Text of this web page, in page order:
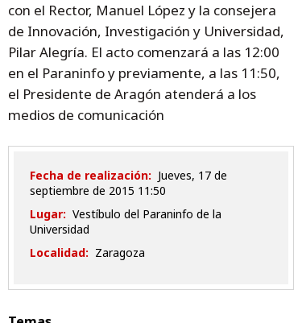
con el Rector, Manuel López y la consejera
de Innovación, Investigación y Universidad,
Pilar Alegría. El acto comenzará a las 12:00
en el Paraninfo y previamente, a las 11:50,
el Presidente de Aragón atenderá a los
medios de comunicación
Fecha de realización: jueves, 17 de
septiembre de 2015 11:50
Lugar: Vestíbulo del Paraninfo de la
Universidad
Localidad: Zaragoza